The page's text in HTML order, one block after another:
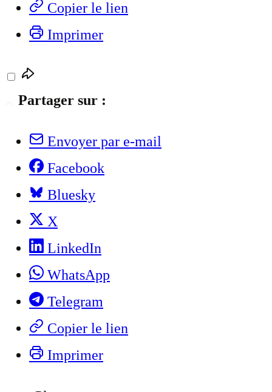
Copier le lien
Imprimer
Partager sur :
Envoyer par e-mail
Facebook
Bluesky
X
LinkedIn
WhatsApp
Telegram
Copier le lien
Imprimer